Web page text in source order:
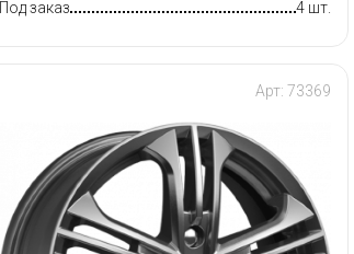
Под заказ 4 шт.
Арт: 73369